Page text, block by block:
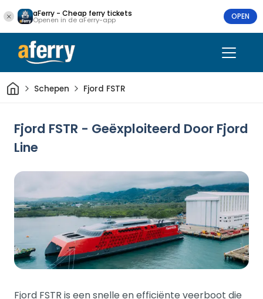
aFerry - Cheap ferry tickets
Openen in de aFerry-app OPEN
ThuisSchepen Fjord FSTR
Fjord FSTR - Geëxploiteerd Door Fjord
Line
Fjord FSTR is een snelle en efficiënte veerboot die